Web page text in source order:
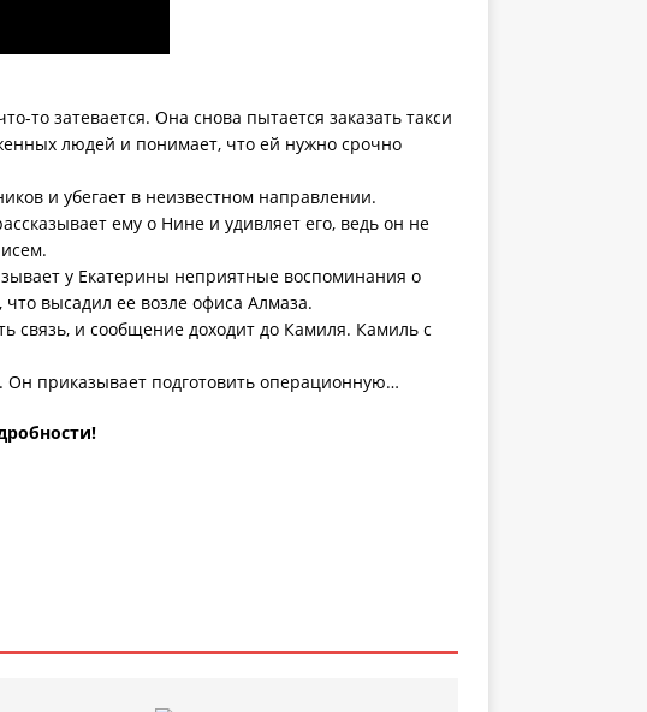
то затевается. Она снова пытается заказать такси
людей и понимает, что ей нужно срочно
и убегает в неизвестном направлении.
ему о Нине и удивляет его, ведь он не
у Екатерины неприятные воспоминания о
высадил ее возле офиса Алмаза.
связь, и сообщение доходит до Камиля. Камиль с
приказывает подготовить операционную…